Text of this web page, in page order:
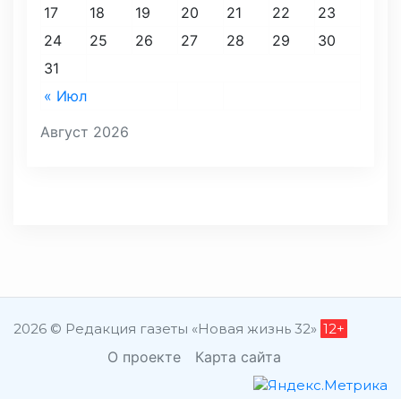
Август 2026
« Июл
17
18 19 20 21 22
23
24
25 26 27 28 29
30
31
2026 © Редакция газеты «Новая жизнь 32» 12+
О проекте Карта сайта